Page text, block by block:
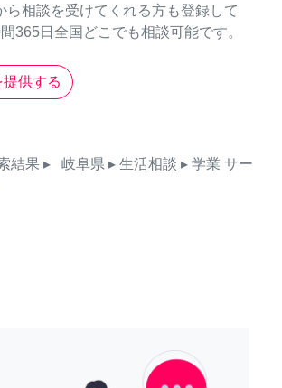
ら相談を受けてくれる方も登録して
365日全国どこでも相談可能です。
供する
結果 ▸ 岐阜県 ▸ 生活相談 ▸ 学業 サー